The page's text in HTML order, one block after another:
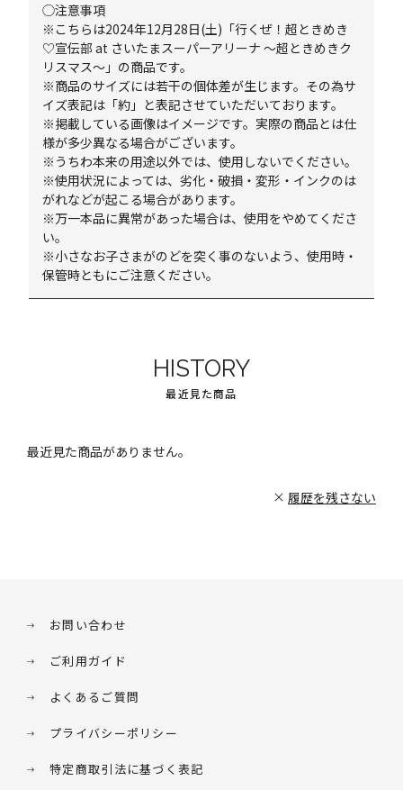
◯注意事項
※こちらは2024年12月28日(土)「行くぜ！超ときめき
♡宣伝部 at さいたまスーパーアリーナ ～超ときめきク
リスマス～」の商品です。
※商品のサイズには若干の個体差が生じます。その為サ
イズ表記は「約」と表記させていただいております。
※掲載している画像はイメージです。実際の商品とは仕
様が多少異なる場合がございます。
※うちわ本来の用途以外では、使用しないでください。
※使用状況によっては、劣化・破損・変形・インクのは
がれなどが起こる場合があります。
※万一本品に異常があった場合は、使用をやめてくださ
い。
※小さなお子さまがのどを突く事のないよう、使用時・
保管時ともにご注意ください。
HISTORY
最近見た商品
最近見た商品がありません。
履歴を残さない
お問い合わせ
ご利用ガイド
よくあるご質問
プライバシーポリシー
特定商取引法に基づく表記